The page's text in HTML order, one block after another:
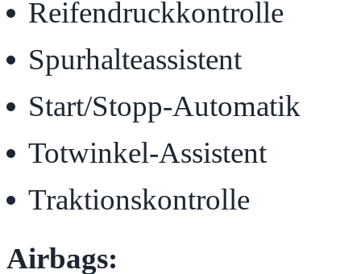
Reifendruckkontrolle
Spurhalteassistent
Start/Stopp-Automatik
Totwinkel-Assistent
Traktionskontrolle
Airbags: